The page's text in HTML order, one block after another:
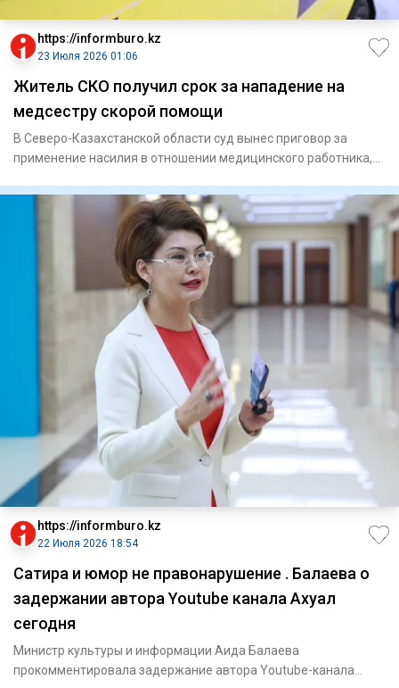
https://informburo.kz
23 Июля 2026 01:06
Житель СКО получил срок за нападение на
медсестру скорой помощи
В Северо-Казахстанской области суд вынес приговор за
применение насилия в отношении медицинского работника,
https://informburo.kz
22 Июля 2026 18:54
Сатира и юмор не правонарушение . Балаева о
задержании автора Youtube канала Ахуал
сегодня
Министр культуры и информации Аида Балаева
прокомментировала задержание автора Youtube-канала